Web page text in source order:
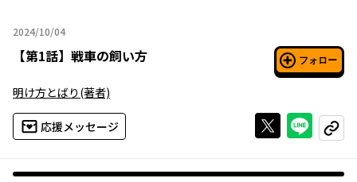
2024/10/04
2024年10月04日
【第1話】 戦車の飼い方 フォロー
明け方とばり (著者)
応援メッセージ Xで投稿する
ライン
コピー